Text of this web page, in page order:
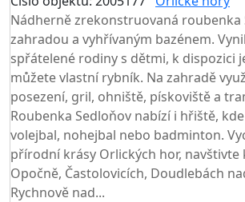
Nádherně zrekonstruovaná roubenka
zahradou a vyhřívaným bazénem.
spřátelené rodiny s dětmi, k dispozici
můžete vlastní rybník. Na zahradě
posezení, gril, ohniště, pískoviště a
Roubenka Sedloňov nabízí i hřiště,
volejbal, nohejbal nebo badminton.
přírodní krásy Orlických hor, navštivte
Opočně, Častolovicích, Doudlebách
Rychnově nad...